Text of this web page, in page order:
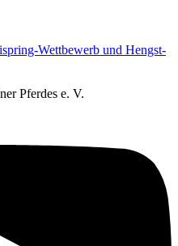
Wettbewerb und Hengst-
Pferdes e. V.